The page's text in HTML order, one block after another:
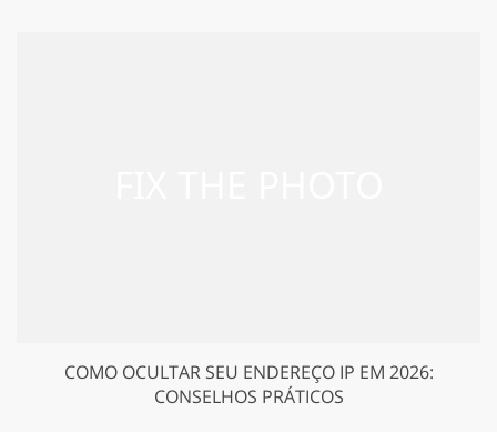
COMO OCULTAR SEU ENDEREÇO IP EM 2026:
CONSELHOS PRÁTICOS